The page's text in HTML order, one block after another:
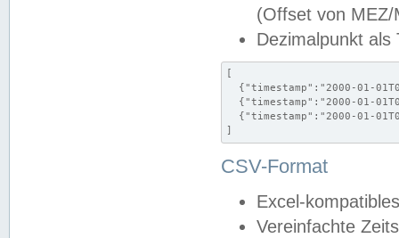
(Offset von MEZ/
Dezimalpunkt als
[
{"timestamp":"2000-01-
{"timestamp":"2000-01-
{"timestamp":"2000-01-
]
CSV-Format
Excel-
Vereinfachte